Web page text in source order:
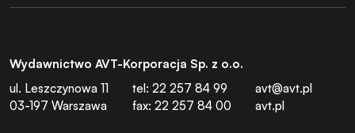
Wydawnictwo AVT-Korporacja Sp. z o.o.
ul. Leszczynowa 11
03-197 Warszawa
tel: 22 257 84 99
fax: 22 257 84 00
avt@avt.pl
avt.pl